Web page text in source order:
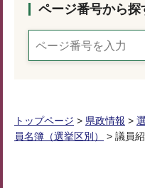
ページ番号から探
トップページ > 県政情報 >
員名簿（選挙区別）
> 議員